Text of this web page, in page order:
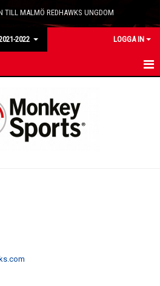
TILL MALMÖ REDHAWKS UNGDOM
2022 LOGGA IN